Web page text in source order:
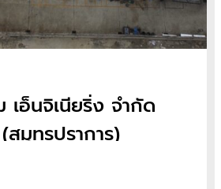
อ็นจิเนียริ่ง จำกัด
มุทรปราการ)